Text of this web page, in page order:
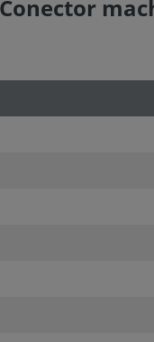
Conector